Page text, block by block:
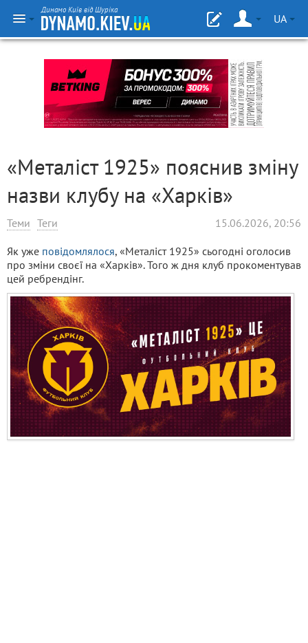
Динамо Київ від Шуріка
UA
«Металіст 1925» пояснив зміну
назви клубу на «Харків»
Теми Теги 15.06.2026, 20:56
Як уже повідомлялося, «Металіст 1925» сьогодні оголосив
про зміни своєї на «Харків». Того ж дня клуб прокоментував
цей ребрендінг.